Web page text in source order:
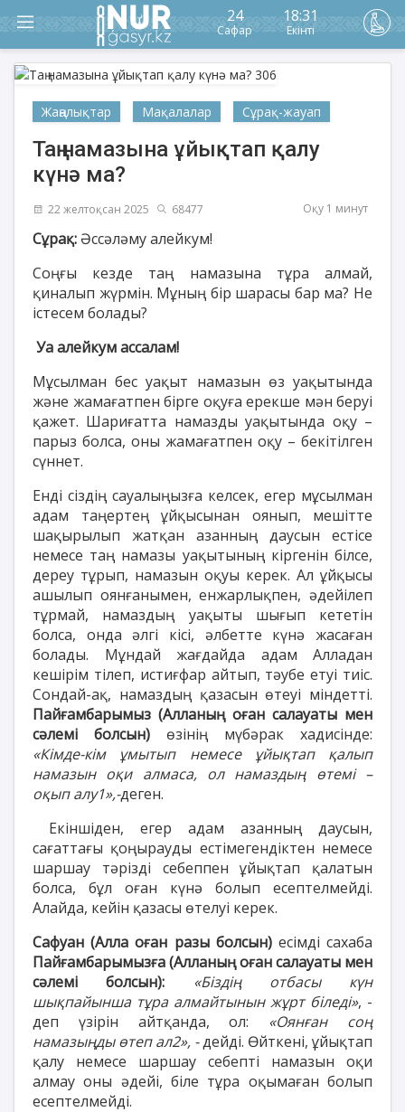
24
Сафар
18:31
Екінті
Жаңалықтар Мақалалар Сұрақ-жауап
Таң намазына ұйықтап қалу
күнә ма?
22 желтоқсан 2025 68477 Оқу 1 минут
Сұрақ: Әссәләму алейкум!
Соңғы кезде таң намазына тұра алмай,
қиналып жүрмін. Мұның бір шарасы бар ма? Не
істесем болады?
Уа алейкум ассалам!
Мұсылман бес уақыт намазын өз уақытында
және жамағатпен бірге оқуға ерекше мән беруі
қажет. Шариғатта намазды уақытында оқу –
парыз болса, оны жамағатпен оқу – бекітілген
сүннет.
Енді сіздің сауалыңызға келсек, егер мұсылман
адам таңертең ұйқысынан оянып, мешітте
шақырылып жатқан азанның даусын естісе
немесе таң намазы уақытының кіргенін білсе,
дереу тұрып, намазын оқуы керек. Ал ұйқысы
ашылып оянғанымен, енжарлықпен, әдейілеп
тұрмай, намаздың уақыты шығып кететін
болса, онда әлгі кісі, әлбетте күнә жасаған
болады. Мұндай жағдайда адам Алладан
кешірім тілеп, истиғфар айтып, тәубе етуі тиіс.
Сондай-ақ, намаздың қазасын өтеуі міндетті.
Пайғамбарымыз (Алланың оған салауаты мен
сәлемі болсын) өзінің мүбәрак хадисінде:
«Кімде-кім ұмытып немесе ұйықтап қалып
намазын оқи алмаса, ол намаздың өтемі –
оқып алу1»,-деген.
Екіншіден, егер адам азанның даусын,
сағаттағы қоңырауды естімегендіктен немесе
шаршау тәрізді себеппен ұйықтап қалатын
болса, бұл оған күнә болып есептелмейді.
Алайда, кейін қазасы өтелуі керек.
Сафуан (Алла оған разы болсын)есімді сахаба
Пайғамбарымызға (Алланың оған салауаты мен
сәлемі болсын):
«Біздің отбасы күн
шықпайынша тұра алмайтынын жұрт біледі», -
деп үзірін айтқанда, ол: «Оянған соң
намазыңды өтеп ал2», -дейді. Өйткені, ұйықтап
қалу немесе шаршау себепті намазын оқи
алмау оны әдейі, біле тұра оқымаған болып
есептелмейді.